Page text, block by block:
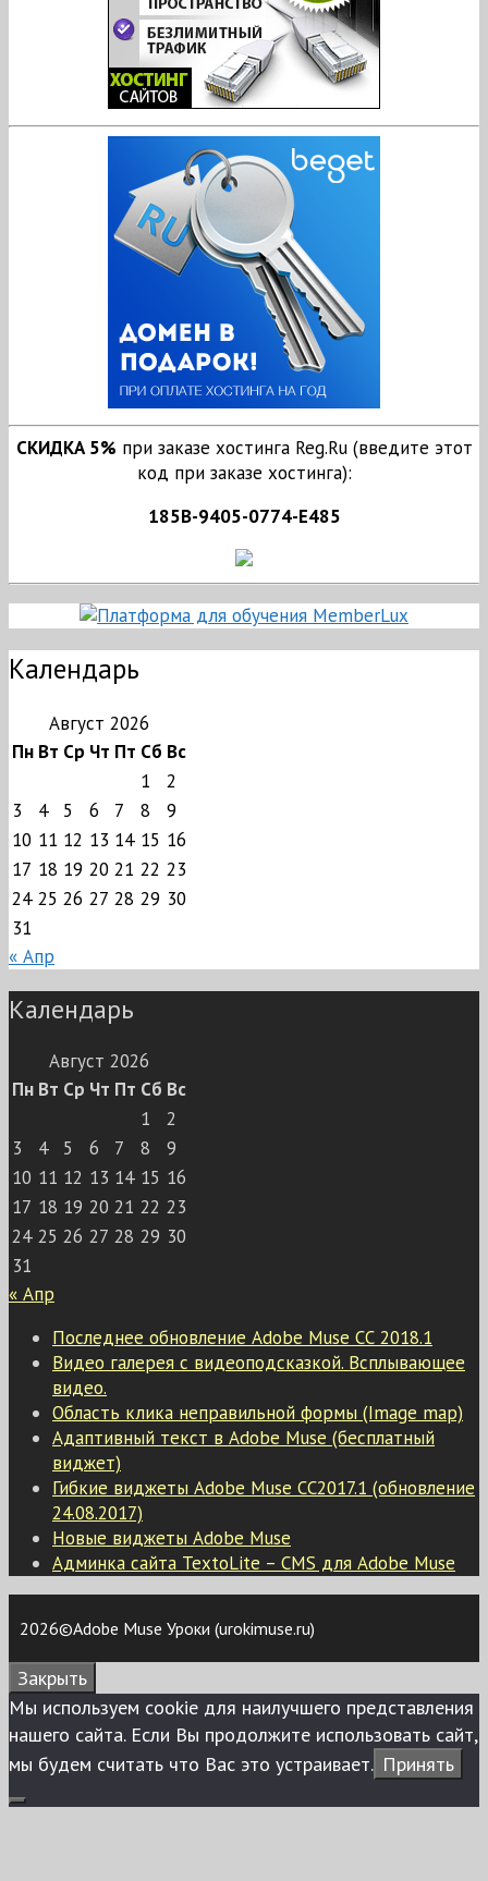
СКИДКА 5% при заказе хостинга Reg.Ru (введите этот
код при заказе хостинга):
185B-9405-0774-E485
Календарь
Август 2026
Пн Вт Ср Чт Пт Сб Вс
1
2
3
4 5 6 7 8
9
10 11 12 13 14 15 16
17 18 19 20 21 22 23
24 25 26 27 28 29 30
31
« Апр
Календарь
Август 2026
Пн Вт Ср Чт Пт Сб Вс
1
2
3
4 5 6 7 8
9
10 11 12 13 14 15 16
17 18 19 20 21 22 23
24 25 26 27 28 29 30
31
« Апр
Последнее обновление Adobe Muse СС 2018.1
Видео галерея с видеоподсказкой. Всплывающее
видео.
Область клика неправильной формы (Image map)
Адаптивный текст в Adobe Muse (бесплатный
виджет)
Гибкие виджеты Adobe Muse CC2017.1 (обновление
24.08.2017)
Новые виджеты Adobe Muse
Админка сайта TextoLite – CMS для Adobe Muse
2026©Adobe Muse Уроки (urokimuse.ru)
Закрыть
Мы используем сookie для наилучшего представления
нашего сайта. Если Вы продолжите использовать сайт,
мы будем считать что Вас это устраивает. Принять